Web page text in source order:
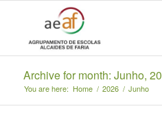
Archive for month: Junho,
You are here: Home / 2026 / Junho